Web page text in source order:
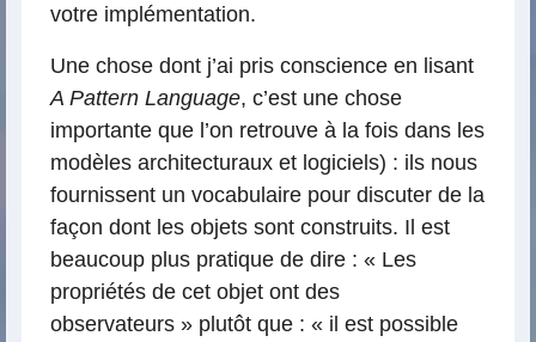
votre implémentation.
Une chose dont j’ai pris conscience en lisant
A Pattern Language, c’est une chose
importante que l’on retrouve à la fois dans les
modèles architecturaux et logiciels) : ils nous
fournissent un vocabulaire pour discuter de la
façon dont les objets sont construits. Il est
beaucoup plus pratique de dire : « Les
propriétés de cet objet ont des
observateurs » plutôt que : « il est possible